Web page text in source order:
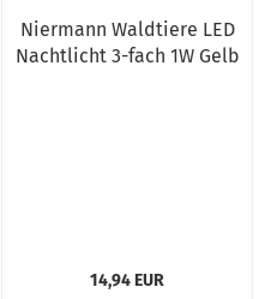
Niermann Waldtiere LED
Nachtlicht 3-fach 1W Gelb
14,94 EUR